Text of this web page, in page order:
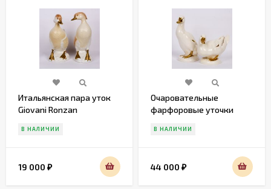
Итальянская пара уток
Giovani Ronzan
В НАЛИЧИИ
19 000 ₽
Очаровательные
фарфоровые уточки
В НАЛИЧИИ
44 000 ₽